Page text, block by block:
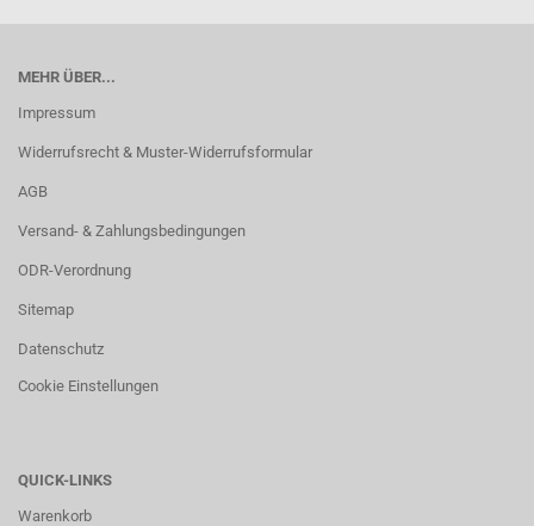
MEHR ÜBER...
Impressum
Widerrufsrecht & Muster-Widerrufsformular
AGB
Versand- & Zahlungsbedingungen
ODR-Verordnung
Sitemap
Datenschutz
Cookie Einstellungen
QUICK-LINKS
Warenkorb